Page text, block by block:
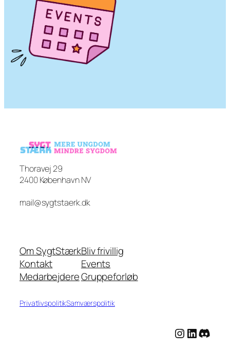
Thoravej 29
2400 København NV
mail@sygtstaerk.dk
Om SygtStærk
Kontakt
Medarbejdere
Bliv frivillig
Events
Gruppeforløb
PrivatlivspolitikSamværspolitik
Instagram LinkedIn Discord